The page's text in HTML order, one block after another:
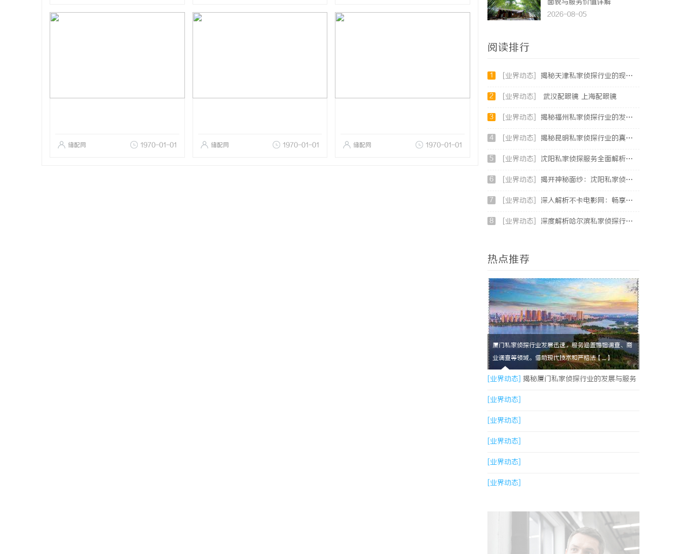
储配网 1970-01-01 储配网 1970-01-01 储配网 1970-01-01
面貌与服务价值详解
2026-08-05
阅读排行
1 [业界动态] 揭秘天津私家侦探行业的现状与发展趋势
2 [业界动态] 武汉配眼镜 上海配眼镜
3 [业界动态] 揭秘福州私家侦探行业的发展与应用现状
4 [业界动态] 揭秘昆明私家侦探行业的真实面貌与服务价值
5 [业界动态] 沈阳私家侦探服务全面解析：破解疑云，守护真相的专家助力
6 [业界动态] 揭开神秘面纱：沈阳私家侦探行业的现状与发展
7 [业界动态] 深入解析不卡电影网：畅享高清影视体验的最佳选择
8 [业界动态] 深度解析哈尔滨私家侦探行业的发展与应用现状
热点推荐
厦门私家侦探行业发展迅速，服务涵盖婚姻调查、商
业调查等领域。借助现代技术和严格法【....】
[业界动态] 揭秘厦门私家侦探行业的发展与服务
特色详解
[业界动态]
[业界动态]
[业界动态]
[业界动态]
[业界动态]